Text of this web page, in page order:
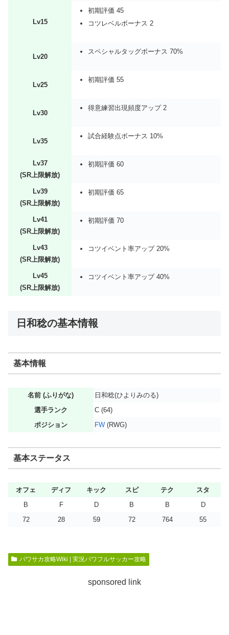
Lv15
初期評価 45
コツレベルボーナス 2
Lv20
スペシャルタッグボーナス 70%
Lv25
初期評価 55
Lv30
得意練習出現頻度アップ 2
Lv35
試合経験点ボーナス 10%
Lv37
(SR上限解放)
初期評価 60
Lv39
(SR上限解放)
初期評価 65
Lv41
(SR上限解放)
初期評価 70
Lv43
(SR上限解放)
コツイベント率アップ 20%
Lv45
(SR上限解放)
コツイベント率アップ 40%
日和稔の基本情報
基本情報
名前 (ふりがな)
日和稔(ひよりみのる)
選手ランク
C (64)
ポジション
FW (RWG)
基本ステータス
オフェ ディフ キック スピ テク
スタ
B
F D B B
D
72
28 59 72 764 55
パワサカ攻略Wiki | 実況パワフルサッカー攻略
sponsored link